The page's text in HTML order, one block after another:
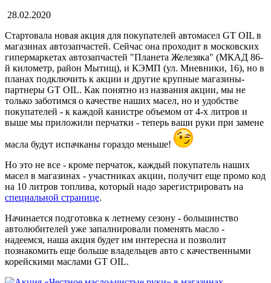
28.02.2020
Стартовала новая акция для покупателей автомасел GT OIL в
магазинах автозапчастей. Сейчас она проходит в московских
гипермаркетах автозапчастей "Планета Железяка" (МКАД 86-
й километр, район Мытищ), и КЭМП (ул. Мневники, 16), но в
планах подключить к акции и другие крупные магазины-
партнеры GT OIL. Как понятно из названия акции, мы не
только заботимся о качестве наших масел, но и удобстве
покупателей - к каждой канистре объемом от 4-х литров и
выше мы приложили перчатки - теперь ваши руки при замене
масла будут испачканы гораздо меньше!
Но это не все - кроме перчаток, каждый покупатель наших
масел в магазинах - участниках акции, получит еще промо код
на 10 литров топлива, который надо зарегистрировать на
специальной странице.
Начинается подготовка к летнему сезону - большинство
автолюбителей уже запалнировали поменять масло -
надеемся, наша акция будет им интересна и позволит
познакомить еще больше владельцев авто с качественными
корейскими маслами GT OIL.